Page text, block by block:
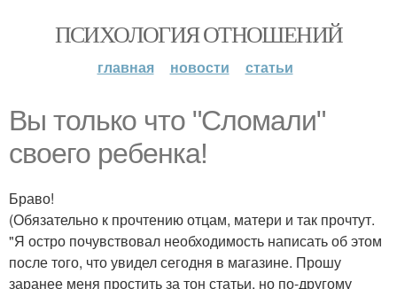
ПСИХОЛОГИЯ ОТНОШЕНИЙ
главная новости статьи
Вы только что "Сломали"
своего ребенка!
Браво!
(Обязательно к прочтению отцам, матери и так прочтут.
"Я остро почувствовал необходимость написать об этом
после того, что увидел сегодня в магазине. Прошу
заранее меня простить за тон статьи, но по-другому